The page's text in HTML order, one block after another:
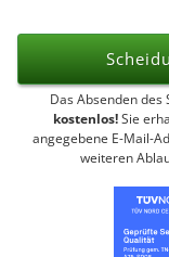
Das Absenden
kostenlos!Sie
angegebene E-Mail-
weiteren